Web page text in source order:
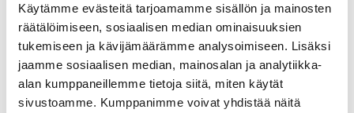
Käytämme evästeitä tarjoamamme sisällön ja mainosten
räätälöimiseen, sosiaalisen median ominaisuuksien
tukemiseen ja kävijämäärämme analysoimiseen. Lisäksi
jaamme sosiaalisen median, mainosalan ja analytiikka-
alan kumppaneillemme tietoja siitä, miten käytät
sivustoamme. Kumppanimme voivat yhdistää näitä
Määrä pakkauksessa:
Yksikkö:
SET